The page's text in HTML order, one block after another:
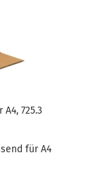
725.3
für A4